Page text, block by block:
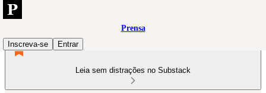
Prensa
Inscreva-se
Entrar
Leia sem distrações no Substack